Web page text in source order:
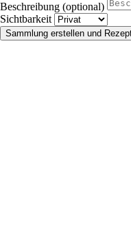
Beschreibung (optional)
Sichtbarkeit
Sammlung erstellen und